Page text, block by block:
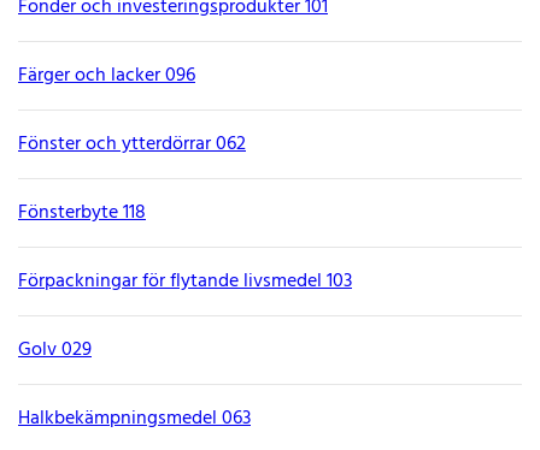
Fonder och investeringsprodukter 101
Färger och lacker 096
Fönster och ytterdörrar 062
Fönsterbyte 118
Förpackningar för flytande livsmedel 103
Golv 029
Halkbekämpningsmedel 063